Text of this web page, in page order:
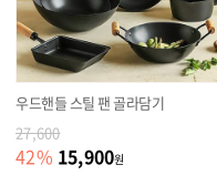
우드핸들 스틸 팬 골라담기
27,600
42% 15,900원